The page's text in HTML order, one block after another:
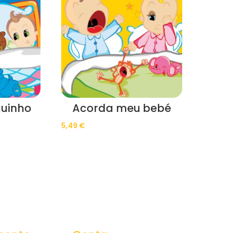
Acorda meu bebé
5,49 €